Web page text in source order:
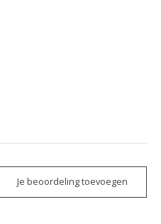
Je beoordeling toevoegen